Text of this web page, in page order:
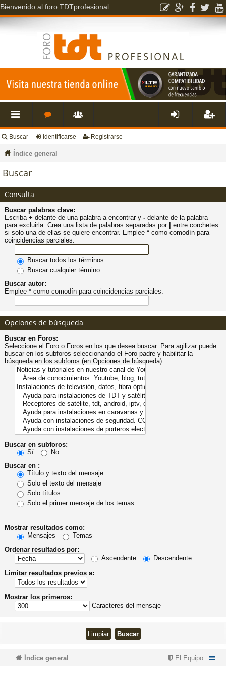
Bienvenido al foro TDTprofesional
nl
es
rá
pi
do
s
o
o
s
s
a
ri
s
fic
ar
ra
rs
Buscar Identificarse Registrarse
Índice general
Buscar
Consulta
Buscar palabras clave:
Escriba + delante de una palabra a encontrar y - delante de la palabra
para excluirla. Crea una lista de palabras separadas por
entre corchetes
si solo una de ellas se quiere encontrar. Emplee * como comodín para
coincidencias parciales.
Buscar todos los términos
Buscar cualquier término
Buscar autor:
Emplee * como comodín para coincidencias parciales.
Opciones de búsqueda
Buscar en Foros:
Seleccione el Foro o Foros en los que desea buscar. Para agilizar puede
buscar en los subforos seleccionando el Foro padre y habilitar la
búsqueda en los subforos (en Opciones de búsqueda).
Buscar en subforos:
Sí
No
Buscar en :
Título y texto del mensaje
Solo el texto del mensaje
Solo títulos
Solo el primer mensaje de los temas
Mostrar resultados como:
Mensajes
Temas
Ordenar resultados por:
Ascendente
Descendente
Limitar resultados previos a:
Mostrar los primeros:
Caracteres del mensaje
Índice general El Equipo